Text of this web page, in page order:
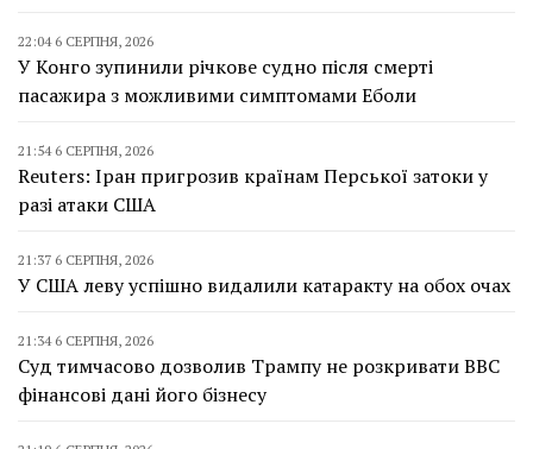
22:04 6 СЕРПНЯ, 2026
У Конго зупинили річкове судно після смерті
пасажира з можливими симптомами Еболи
21:54 6 СЕРПНЯ, 2026
Reuters: Іран пригрозив країнам Перської затоки у
разі атаки США
21:37 6 СЕРПНЯ, 2026
У США леву успішно видалили катаракту на обох очах
21:34 6 СЕРПНЯ, 2026
Суд тимчасово дозволив Трампу не розкривати BBC
фінансові дані його бізнесу